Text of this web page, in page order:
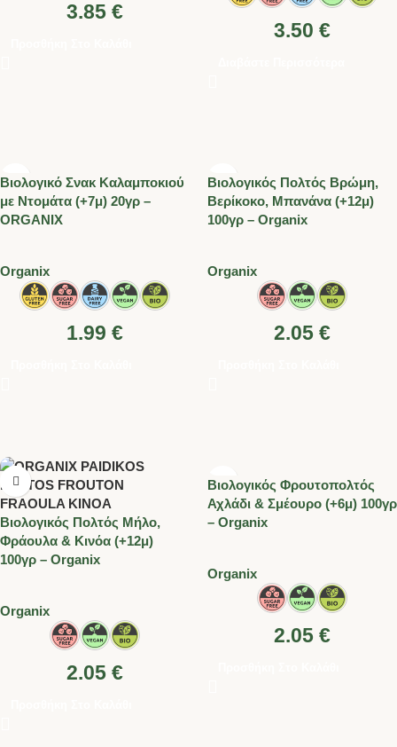
3.85 €
3.50 €
Βιολογικό Σνακ Καλαμποκιού
με Ντομάτα (+7μ) 20γρ –
ORGANIX
Organix
1.99 €
Βιολογικός Πολτός Βρώμη,
Βερίκοκο, Μπανάνα (+12μ)
100γρ – Organix
Organix
2.05 €
Βιολογικός Πολτός Μήλο,
Φράουλα & Κινόα (+12μ)
100γρ – Organix
Organix
2.05 €
Βιολογικός Φρουτοπολτός
Αχλάδι & Σμέουρο (+6μ) 100γρ
– Organix
Organix
2.05 €